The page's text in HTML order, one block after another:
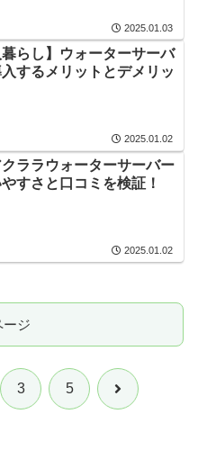
2025.01.03
暮らし】ウォーターサーバ
するメリットとデメリッ
2025.01.02
ララウォーターサーバー
すさと口コミを検証！
2025.01.02
ージ
3 5 次